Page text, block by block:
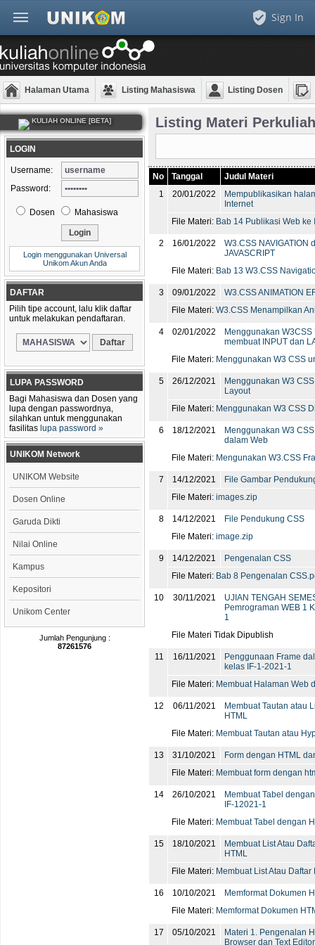
Sign In
Halaman Utama Listing Mahasiswa Listing Dosen
KULIAH ONLINE [BETA]
LOGIN
Username:
Password:
Dosen Mahasiswa
Login menggunakan Universal
Unikom Akun Anda
DAFTAR
Pilih tipe account, lalu klik daftar
untuk melakukan pendaftaran.
LUPA PASSWORD
Bagi Mahasiswa dan Dosen yang
lupa dengan passwordnya,
silahkan untuk menggunakan
fasilitas lupa password »
UNIKOM Network
UNIKOM Website
Dosen Online
Garuda Dikti
Nilai Online
Kampus
Kepositori
Unikom Center
Jumlah Pengunjung :
87261576
Listing Materi
No Tanggal
Judul Materi
1
20/01/2022
Mempublikasikan
Internet
File Materi: Bab 14 Publikasi Web ke
2 16/01/2022
W3.CSS NAVIGATION
JAVASCRIPT
File Materi: Bab 13 W3.CSS
3 09/01/2022
W3.CSS ANIMATION
File Materi: W3.CSS Menampilkan
4 02/01/2022
Menggunakan W3CSS
membuat INPUT dan
File Materi: Menggunakan W3 CSS
5 26/12/2021
Menggunakan W3
Layout
File Materi: Menggunakan W3 CSS
6 18/12/2021
Menggunakan W3
dalam Web
File Materi: Mengunakan W3.CSS
7 14/12/2021
File Gambar
File Materi: images.zip
8 14/12/2021
File Pendukung CSS
File Materi: image.zip
9 14/12/2021
Pengenalan CSS
File Materi: Bab 8 Pengenalan
10 30/11/2021
UJIAN TENGAH
Pemrograman WEB 1
1
File Materi Tidak Dipublish
11 16/11/2021
Penggunaan Frame
kelas IF-1-2021-1
File Materi: Membuat Halaman Web
12 06/11/2021
Membuat Tautan atau
HTML
File Materi: Membuat Tautan atau
13 31/10/2021
Form dengan HTML
File Materi: Membuat form dengan
14 26/10/2021
Membuat Tabel
IF-12021-1
File Materi: Membuat Tabel dengan
15 18/10/2021
Membuat List Atau
HTML
File Materi: Membuat List Atau
16 10/10/2021
Memformat Dokumen
File Materi: Memformat Dokumen
17 05/10/2021
Materi 1. Pengenalan
Browser dan Text Editor